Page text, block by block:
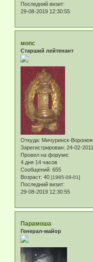
Последний визит:
29-08-2019 12:30:55
мопс
Старший лейтенант
Откуда: Мичуринск-Воронеж
Зарегистрирован: 24-02-2011
Провел на форуме:
4 дня 14 часов
Сообщений: 655
Возраст: 40 [1985-09-01]
Последний визит:
29-08-2019 12:30:55
Парамоша
Генерал-майор